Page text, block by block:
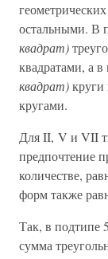
остальными. В
квадрат)
квадратами, а в
квадрат)круги
кругами.
Для II, V и VII
предпочтение
количестве,
форм также
Так, в подтипе
сумма